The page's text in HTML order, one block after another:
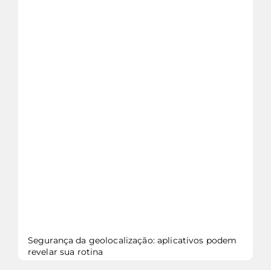
Segurança da geolocalização: aplicativos podem
revelar sua rotina